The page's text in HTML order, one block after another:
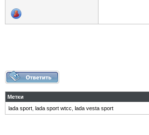
Метки
lada sport lada sport wtcc lada vesta sport